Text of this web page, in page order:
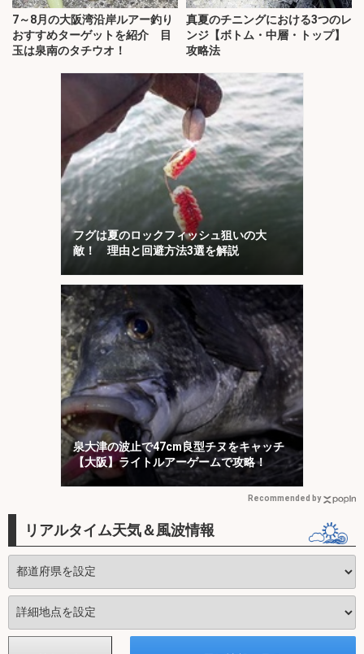
7～8月の大阪湾沿岸ルアー釣り
おすすめターゲットを紹介 目
玉は泉南のタチウオ！
真夏のチニングにおける3つのレ
ンジ【ボトム・中層・トップ】
攻略法
フグは夏のロックフィッシュ狙いの大
敵！ 理由と回避方法3選を解説
泉大津の波止で47cm良型チヌをキャッチ
【大阪】ライトルアーゲームで攻略！
Recommended by
リアルタイム天気＆風波情報